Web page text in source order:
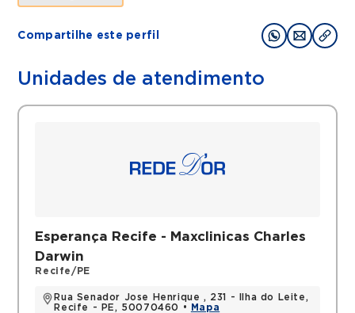
Compartilhe este perfil
Unidades de atendimento
Esperança Recife - Maxclinicas Charles
Darwin
Recife/PE
Rua Senador Jose Henrique , 231 - Ilha do Leite,
Recife - PE, 50070460 •
Mapa